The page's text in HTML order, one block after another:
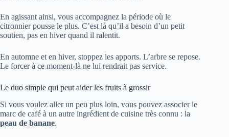
En agissant ainsi, vous accompagnez la période où le
citronnier pousse le plus. C’est là qu’il a besoin d’un petit
soutien, pas en hiver quand il ralentit.
En automne et en hiver, stoppez les apports. L’arbre se repose.
Le forcer à ce moment-là ne lui rendrait pas service.
Le duo simple qui peut aider les fruits à grossir
Si vous voulez aller un peu plus loin, vous pouvez associer le
marc de café à un autre ingrédient de cuisine très connu : la
peau de banane.